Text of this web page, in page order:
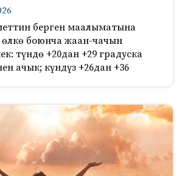
берген маалыматына
боюнча жаан-чачын
түндө +20дан +29 градуска
ачык; күндүз +26дан +36